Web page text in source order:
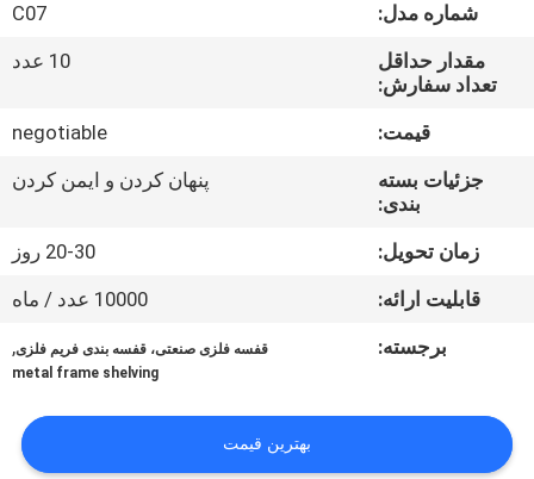
درباره
کارخانه
کنترل
کیفیت
ما
تماس
شماره مدل:
C07
مقدار حداقل
تعداد سفارش:
10 عدد
قیمت:
negotiable
جزئیات بسته
بندی:
پنهان کردن و ایمن کردن
زمان تحویل:
20-30 روز
قابلیت ارائه:
10000 عدد / ماه
برجسته:
قفسه فلزی صنعتی، قفسه بندی فریم فلزی,
metal frame shelving
بهترین قیمت